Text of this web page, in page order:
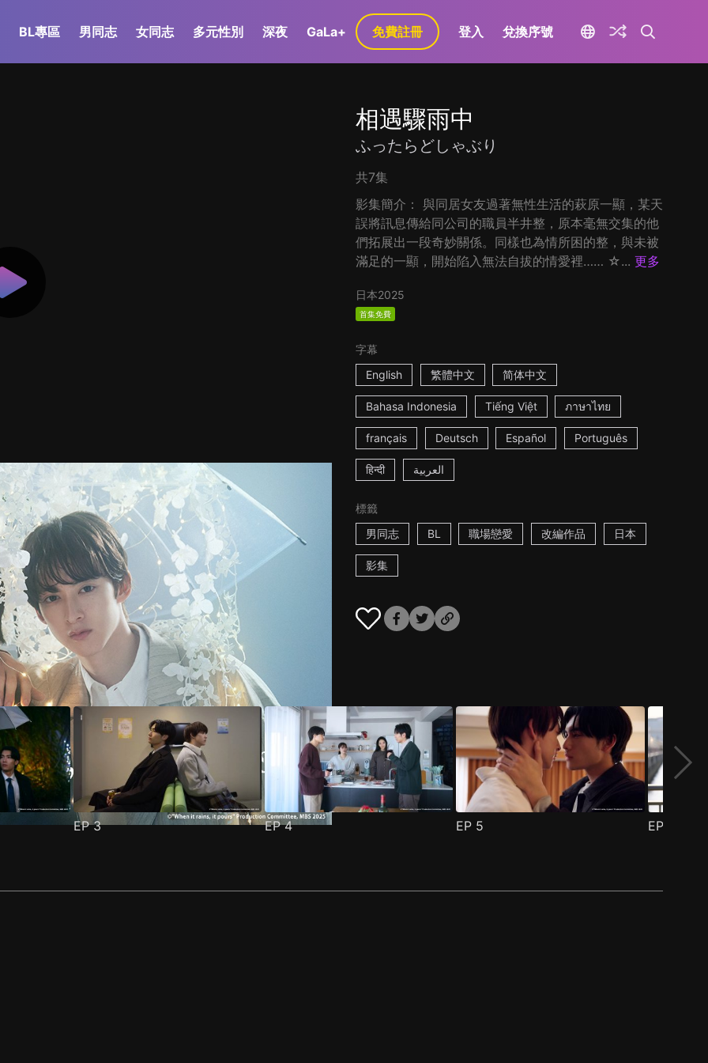
BL專區 男同志 女同志 多元性別 深夜 GaLa+ 免費註冊 登入 兌換序號
相遇驟雨中
ふったらどしゃぶり
共7集
影集簡介： 與同居女友過著無性生活的萩原一顯，某天
誤將訊息傳給同公司的職員半井整，原本毫無交集的他
們拓展出一段奇妙關係。同樣也為情所困的整，與未被
滿足的一顯，開始陷入無法自拔的情愛裡…… ☆... 更多
日本2025
首集免費
字幕
English
繁體中文 简体中文
Bahasa Indonesia Tiếng Việt ภาษาไทย
français Deutsch Español Português
हिन्दी العربية
標籤
男同志
BL 職場戀愛 改編作品 日本
影集
EP3 EP4 EP 5 EP